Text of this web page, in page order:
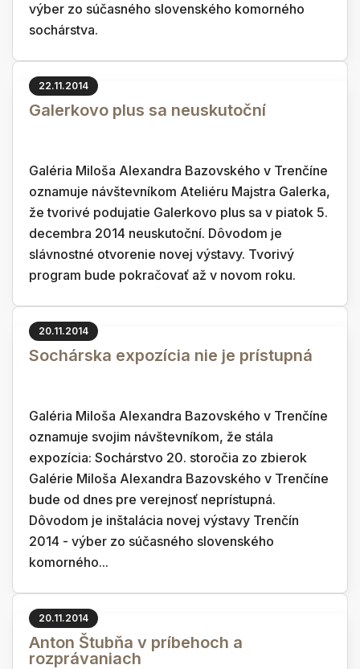
výber zo súčasného slovenského komorného
sochárstva.
22.11.2014
Galerkovo plus sa neuskutoční
Galéria Miloša Alexandra Bazovského v Trenčíne
oznamuje návštevníkom Ateliéru Majstra Galerka,
že tvorivé podujatie Galerkovo plus sa v piatok 5.
decembra 2014 neuskutoční. Dôvodom je
slávnostné otvorenie novej výstavy. Tvorivý
program bude pokračovať až v novom roku.
20.11.2014
Sochárska expozícia nie je prístupná
Galéria Miloša Alexandra Bazovského v Trenčíne
oznamuje svojim návštevníkom, že stála
expozícia: Sochárstvo 20. storočia zo zbierok
Galérie Miloša Alexandra Bazovského v Trenčíne
bude od dnes pre verejnosť neprístupná.
Dôvodom je inštalácia novej výstavy Trenčín
2014 - výber zo súčasného slovenského
komorného...
20.11.2014
Anton Štubňa v príbehoch a
rozprávaniach